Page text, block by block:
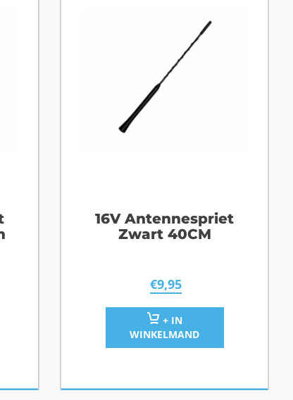
16V Antennespriet
Zwart 40CM
€9,95
+ IN
WINKELMAND